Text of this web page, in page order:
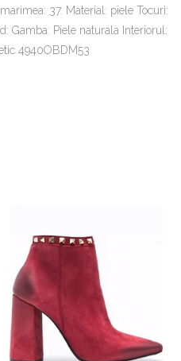
37. Material: piele Tocuri:
Gamba: Piele naturala Interiorul:
4940OBDM53